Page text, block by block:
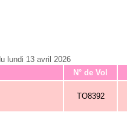
lundi 13 avril 2026
N° de Vol
TO8392